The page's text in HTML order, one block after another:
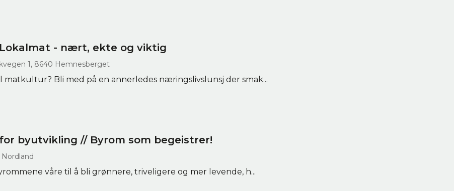
- nært, ekte og viktig
1, 8640 Hemnesberget
matkultur? Bli med på en annerledes næringslivslunsj der smak...
byutvikling // Byrom som begeistrer!
våre til å bli grønnere, triveligere og mer levende, h...